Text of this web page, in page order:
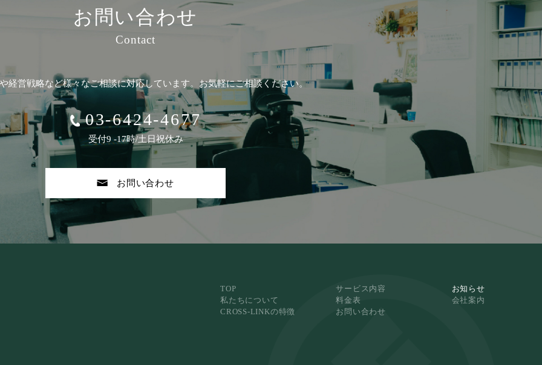
お問い合わせ
Contact
経営戦略など様々なご相談に対応しています。 お気軽にご相談ください。
03-6424-4677
受付9 -17時/土日祝休み
お問い合わせ
TOP サービス内容
お知らせ
私たちについて
料金表
会社案内
CROSS-LINKの特徴
お問い合わせ